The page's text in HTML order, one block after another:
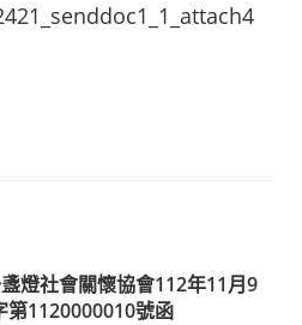
燈社會關懷協會112年11月9
第1120000010號函